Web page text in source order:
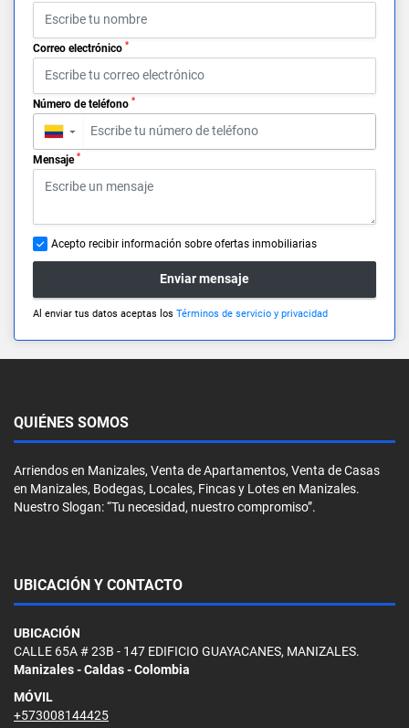
Correo electrónico *
Número de teléfono *
▼
Mensaje *
Acepto recibir información sobre ofertas inmobiliarias
Enviar mensaje
Al enviar tus datos aceptas los Términos de servicio y privacidad
QUIÉNES SOMOS
Arriendos en Manizales, Venta de Apartamentos, Venta de Casas
en Manizales, Bodegas, Locales, Fincas y Lotes en Manizales.
Nuestro Slogan: “Tu necesidad, nuestro compromiso”.
UBICACIÓN Y CONTACTO
UBICACIÓN
CALLE 65A # 23B - 147 EDIFICIO GUAYACANES, MANIZALES.
Manizales - Caldas - Colombia
MÓVIL
+573008144425